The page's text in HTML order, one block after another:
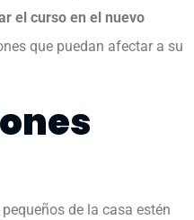
el curso en el nuevo
que puedan afectar a su
de la casa estén